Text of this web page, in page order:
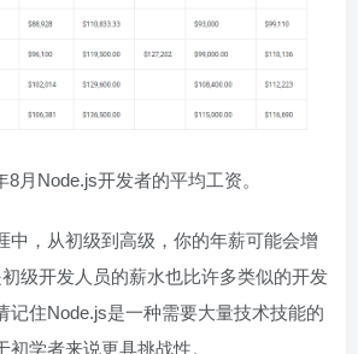
8月Node.js开发者的平均工资。
中，从初级到高级，你的年薪可能会增
级开发人员的薪水也比许多类似的开发
记住Node.js是一种需要大量技术技能的
学者来说更具挑战性。